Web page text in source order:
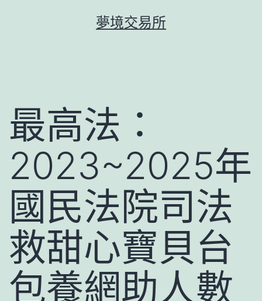
夢境交易所
最高法：
2023~2025年
國民法院司法
救甜心寶貝台
包養網助人數